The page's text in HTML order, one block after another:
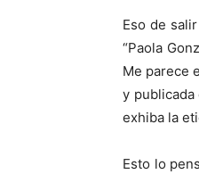
Eso de
“Paola
Me parece
y
exhiba la
Esto lo